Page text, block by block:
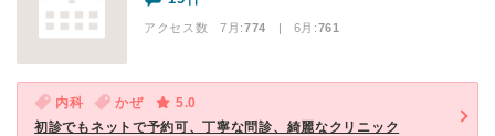
アクセス数 7月:774 | 6月:761
内科 かぜ
5.0
初診でもネットで予約可、丁寧な問診、綺麗なクリニック